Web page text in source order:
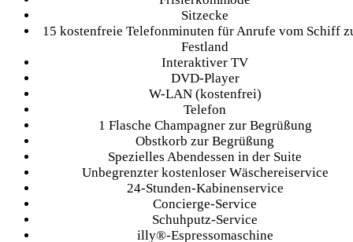
Sitzecke
15 kostenfreie Telefonminuten für Anrufe vom Schiff
Festland
Interaktiver TV
DVD-Player
W-LAN (kostenfrei)
Telefon
1 Flasche Champagner zur Begrüßung
Obstkorb zur Begrüßung
Spezielles Abendessen in der Suite
Unbegrenzter kostenloser Wäschereiservice
24-Stunden-Kabinenservice
Concierge-Service
Schuhputz-Service
illy®-Espressomaschine